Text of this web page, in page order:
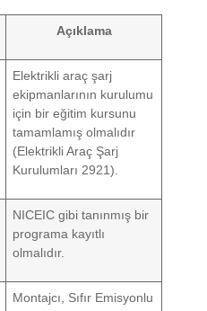
Açıklama
Elektrikli araç şarj
ekipmanlarının kurulumu
için bir eğitim kursunu
tamamlamış olmalıdır
(Elektrikli Araç Şarj
Kurulumları 2921).
NICEIC gibi tanınmış bir
programa kayıtlı
olmalıdır.
Montajcı, Sıfır Emisyonlu